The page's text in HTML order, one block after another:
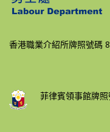
香港職業介紹所牌照號碼
菲律賓領事館牌